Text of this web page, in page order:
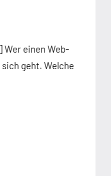
Wer einen Web-
geht. Welche